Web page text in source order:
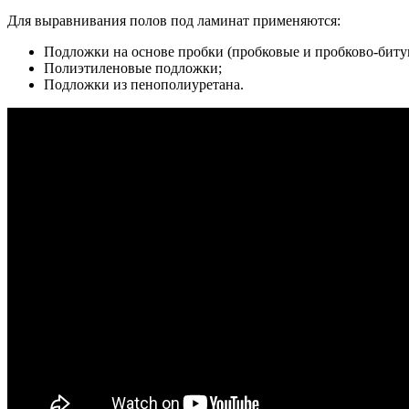
Для выравнивания полов под ламинат применяются:
Подложки на основе пробки (пробковые и пробково-
Полиэтиленовые подложки;
Подложки из пенополиуретана.